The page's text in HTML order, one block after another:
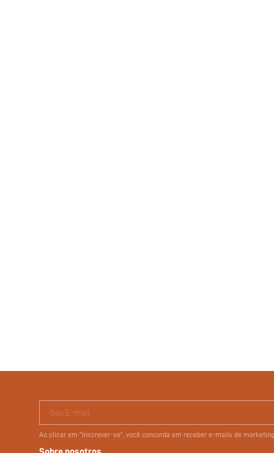
Seu E-mail
Ao clicar em "Inscrever-se", você concorda em receber e-mails de